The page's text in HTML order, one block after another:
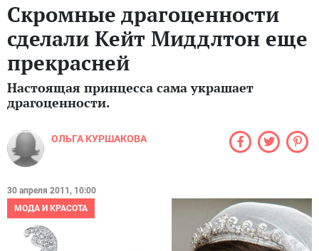
Скромные драгоценности
сделали Кейт Миддлтон еще
прекрасней
Настоящая принцесса сама украшает
драгоценности.
ОЛЬГА КУРШАКОВА
30 апреля 2011, 10:00
МОДА И КРАСОТА